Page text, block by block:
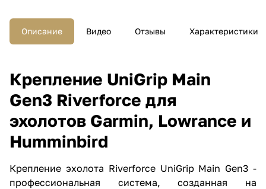
Описание Видео Отзывы Характеристики
Крепление UniGrip Main
Gen3 Riverforce для
эхолотов Garmin, Lowrance и
Humminbird
Крепление эхолота Riverforce UniGrip Main Gen3 -
профессиональная система, созданная на